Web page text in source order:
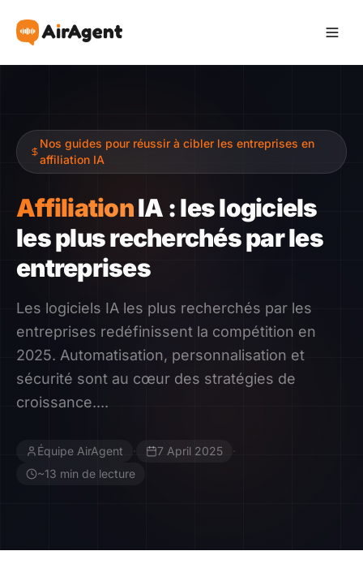
Recommander
Gagner
Ressources
Témoignages
Guide
Nos guides pour réussir à cibler les entreprises en
affiliation IA
AffiliationIA : les logiciels
les plus recherchés par les
entreprises
Les logiciels IA les plus recherchés par les
entreprises redéfinissent la compétition en
2025. Automatisation, personnalisation et
sécurité sont au cœur des stratégies de
croissance....
Équipe AirAgent · 7 April 2025
·
~13 min de lecture